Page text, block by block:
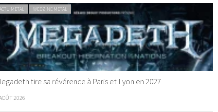
METAL WEBZINE METAL
tire sa révérence à Paris et Lyon en 2027
2026